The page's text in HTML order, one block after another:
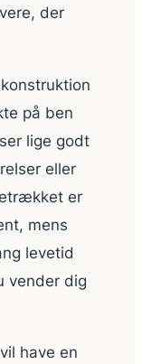
der
på ben
lige godt
eller
er
mens
levetid
vender dig
have en